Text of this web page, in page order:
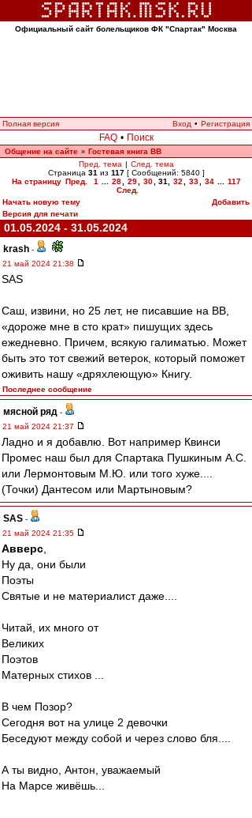
Официальный сайт болельщиков ФК "Спартак" Москва
Полная версия Вход • Регистрация
FAQ • Поиск
Общение на сайте » Гостевая книга ВВ
Пред. тема | След. тема
Страница 31 из 117[ Сообщений: 5840 ]
На страницу Пред. 1 28 29 30 31 32 33 34
117
След.
Начать новую тему
Добавить
Версия для печати
01.05.2024 - 31.05.2024
krash -
21 май 2024 21:38
SAS
Саш, извини, но 25 лет, не писавшие на ВВ,
«дороже мне в сто крат» пишущих здесь
ежедневно. Причем, всякую галиматью. Может
быть это тот свежий ветерок, который поможет
оживить нашу «дряхлеющую» Книгу.
Последнее сообщение
мясной ряд -
21 май 2024 21:37
Ладно и я добавлю. Вот например Квинси
Промес наш был для Спартака Пушкиным А.С.
или Лермонтовым М.Ю. или того хуже....
(Точки) Дантесом или Мартыновым?
SAS -
21 май 2024 21:35
Авверс
Ну да, они были
Поэты
Святые и не материалист даже....
Читай, их много от
Великих
Поэтов
Матерных стихов ...
В чем Позор?
Сегодня вот на улице 2 девочки
Беседуют между собой и через слово бля....
А ты видно, Антон, уважаемый
На Марсе живёшь...